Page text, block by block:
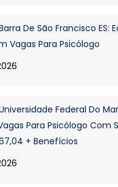
De São Francisco ES:
Vagas Para Psicólogo
Federal Do
Para Psicólogo Com
+ Benefícios